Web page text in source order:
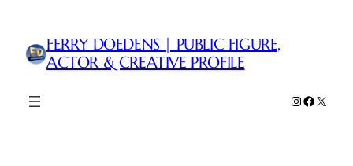
FERRY DOEDENS | PUBLIC FIGURE,
ACTOR & CREATIVE PROFILE
Instagram
Facebook
X